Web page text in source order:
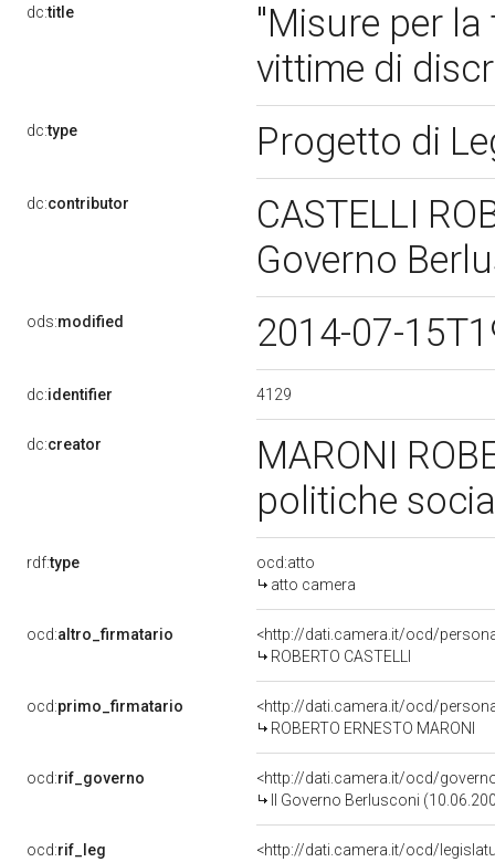
dc:title
"Misure per
vittime di
dc:type Progetto di
dc:contributor
CASTELLI
Governo
ods:modified 2014-07-
dc:identifier 4129
dc:creator
MARONI
politiche
rdf:type
ocd:atto
atto camera
ocd:altro_firmatario
<http://dati.camera.it/ocd/
ROBERTO CASTELLI
ocd:primo_firmatario
<http://dati.camera.it/ocd/
ROBERTO ERNESTO MARONI
ocd:rif_governo
<http://dati.camera.it/ocd/
II Governo Berlusconi
ocd:rif_leg
<http://dati.camera.it/ocd/